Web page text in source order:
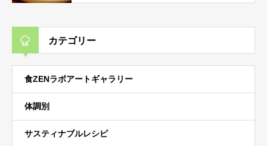
カテゴリー
食ZENラボアートギャラリー
体調別
サスティナブルレシピ